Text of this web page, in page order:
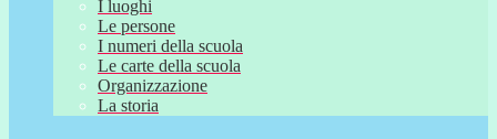
I luoghi
Le persone
I numeri della scuola
Le carte della scuola
Organizzazione
La storia